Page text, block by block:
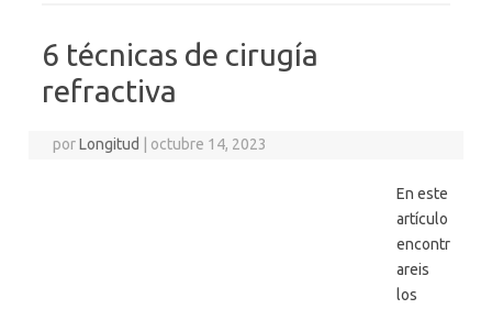
6 técnicas de cirugía
refractiva
porLongitud octubre 14, 2023
En este
artículo
encontr
areis
los